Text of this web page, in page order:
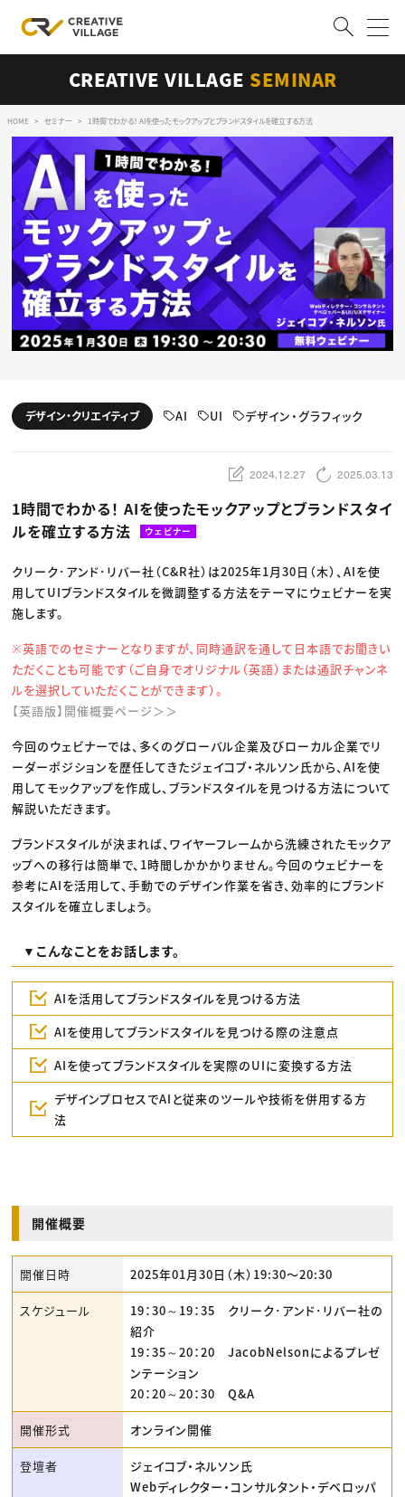
ログイン 会員登録
RECRUIT
クリエイター求人を探す
CREATIVE JOB求人検索
特集求人
採用説明会
転職支援サービス
CONTENTS
スキルアップしたい！
動画配信・映像制作
編集・ライティング
ディレクション
TOP Creator’s コラム トップ
Webクリエイター
ゲームクリエイター
クリエイターインタビュー
C＆R Magazine
セミナー
ニュース・トレンド トップ
Web
映像
広告
出版
CREATIVE VILLAGEからのお知らせ
CREATIVE VILLAGE SEMINAR
HOME セミナー 1時間でわかる！ AIを使ったモックアップとブランドスタイルを確立する方法
デザイン・クリエイティブ AI UI デザイン・グラフィック
2024.12.27 2025.03.13
1時間でわかる！ AIを使ったモックアップとブランドスタイ
ルを確立する方法
ウェビナー
クリーク･アンド･リバー社（C&R社）は2025年1月30日（木）、AIを使
用してUIブランドスタイルを微調整する方法をテーマにウェビナーを実
施します。
※英語でのセミナーとなりますが、同時通訳を通して日本語でお聞きい
ただくことも可能です（ご自身でオリジナル（英語）または通訳チャンネ
ルを選択していただくことができます）。
【英語版】開催概要ページ＞＞
今回のウェビナーでは、多くのグローバル企業及びローカル企業でリ
ーダーポジションを歴任してきたジェイコブ・ネルソン氏から、AIを使
用してモックアップを作成し、ブランドスタイルを見つける方法について
解説いただきます。
ブランドスタイルが決まれば、ワイヤーフレームから洗練されたモックア
ップへの移行は簡単で、1時間しかかかりません。今回のウェビナーを
参考にAIを活用して、手動でのデザイン作業を省き、効率的にブランド
スタイルを確立しましょう。
▼こんなことをお話します。
AIを活用してブランドスタイルを見つける方法
AIを使用してブランドスタイルを見つける際の注意点
AIを使ってブランドスタイルを実際のUIに変換する方法
デザインプロセスでAIと従来のツールや技術を併用する方
法
開催概要
開催日時 2025年01月30日（木）19:30〜20:30
スケジュール
19：30～19：35 クリーク･アンド･リバー社の
紹介
19：35～20：20 JacobNelsonによるプレゼ
ンテーション
20：20～20：30 Q&A
開催形式 オンライン開催
登壇者
ジェイコブ・ネルソン氏
Webディレクター・コンサルタント・デベロッパ